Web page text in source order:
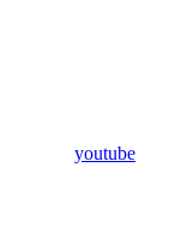
youtube